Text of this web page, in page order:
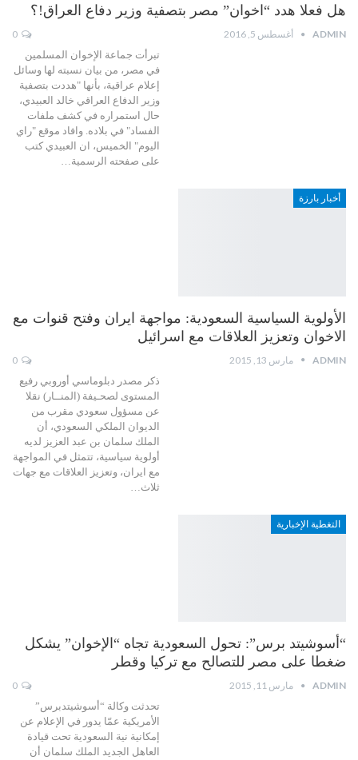
هل فعلا هدد “اخوان” مصر بتصفية وزير دفاع العراق!؟
ADMIN أغسطس 5, 2016
تبرأت جماعة الإخوان المسلمين
في مصر، من بيان نسبته لها وسائل
إعلام عراقية، بأنها "هددت بتصفية
وزير الدفاع العراقي خالد العبيدي،
حال استمراره في كشف ملفات
الفساد" في بلاده. وافاد موقع "راي
اليوم" الخميس، ان العبيدي كتب
على صفحته الرسمية…
أخبار بارزة
الأولوية السياسية السعودية: مواجهة ايران وفتح قنوات مع
الاخوان وتعزيز العلاقات مع اسرائيل
ADMIN مارس 13, 2015
ذكر مصدر دبلوماسي أوروبي رفيع
المستوى لصحـيفة (المنــار) نقلا
عن مسؤول سعودي مقرب من
الديوان الملكي السعودي، أن
الملك سلمان بن عبد العزيز لديه
أولوية سياسية، تتمثل في المواجهة
مع ايران، وتعزيز العلاقات مع جهات
ثلاث
التغطية الإخبارية
“أسوشيتد برس”: تحول السعودية تجاه “الإخوان” يشكل
ضغطا على مصر للتصالح مع تركيا وقطر
ADMIN مارس 11, 2015
تحدثت وكالة “أسوشيتدبرس”
الأمريكية عمّا يدور في الإعلام عن
إمكانية نية السعودية تحت قيادة
العاهل الجديد الملك سلمان أن